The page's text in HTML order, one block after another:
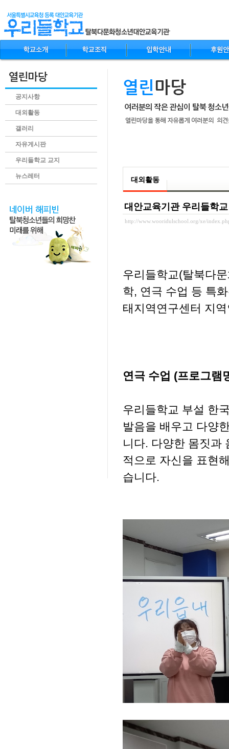
공지사항
대외활동
갤러리
자유게시판
우리들학교 교지
뉴스레터 대외활동
대안교육기관 우리들학
http://www.wooridulschool.org/xe/
우리들학교(탈북다
학, 연극 수업 등 특
태지역연구센터 지
연극 수업 (프로그램
우리들학교 부설 한
발음을 배우고 다양
니다. 다양한 몸짓과
적으로 자신을 표현
습니다.